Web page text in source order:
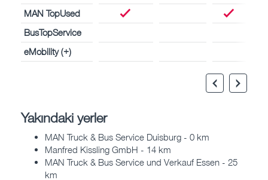
MAN TopUsed
BusTopService
eMobility (+)
Yakındaki yerler
MAN Truck & Bus Service Duisburg - 0 km
Manfred Kissling GmbH - 14 km
MAN Truck & Bus Service und Verkauf Essen - 25
km